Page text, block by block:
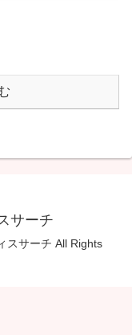
サーチ
スサーチ All Rights